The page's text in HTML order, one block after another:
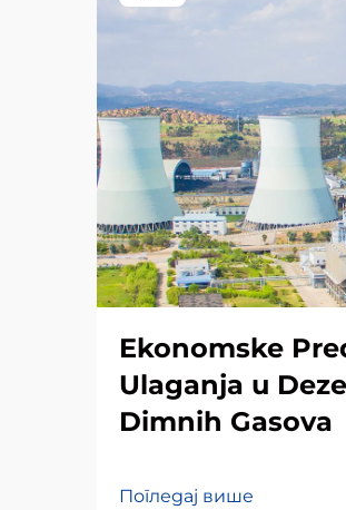
Ekonomske
Ulaganja u
Dimnih Gasova
Погледај више